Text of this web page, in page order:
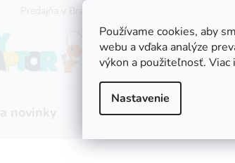
Používame cookies, aby
webu a vďaka analýze
výkon a použiteľnosť. Viac
Nastavenie
Predajňa v Bratislave
Zľavy Kočíky